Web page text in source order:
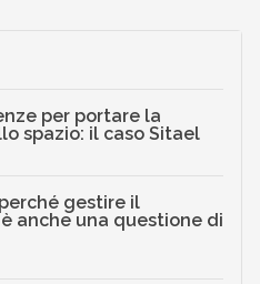
per portare la
spazio: il caso Sitael
gestire il
anche una questione di